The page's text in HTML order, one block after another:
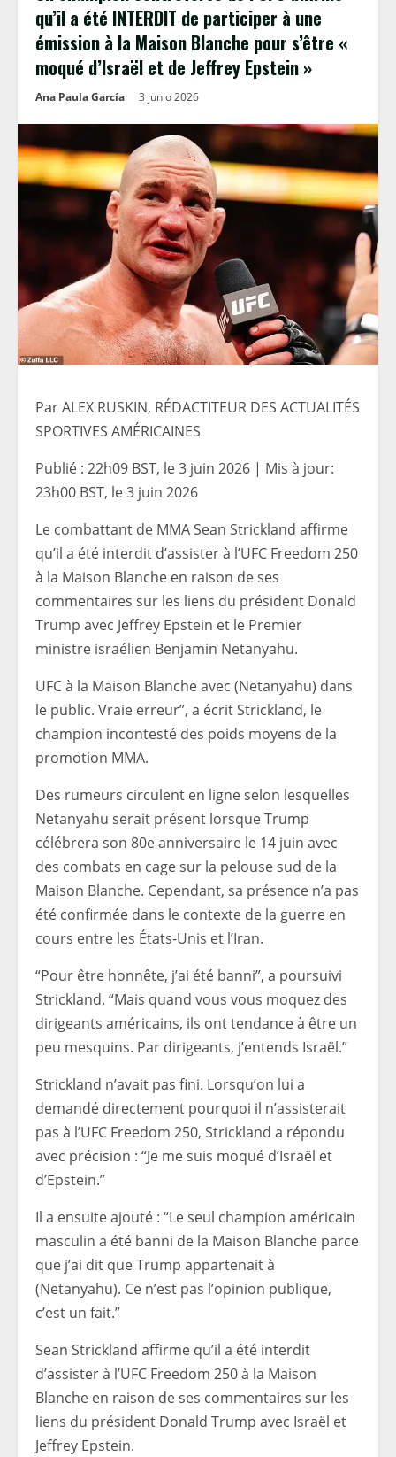
qu’il a été INTERDIT de participer à une
émission à la Maison Blanche pour s’être «
moqué d’Israël et de Jeffrey Epstein »
Ana Paula García 3 junio 2026
Par ALEX RUSKIN, RÉDACTITEUR DES ACTUALITÉS
SPORTIVES AMÉRICAINES
Publié : 22h09 BST, le 3 juin 2026 | Mis à jour:
23h00 BST, le 3 juin 2026
Le combattant de MMA Sean Strickland affirme
qu’il a été interdit d’assister à l’UFC Freedom 250
à la Maison Blanche en raison de ses
commentaires sur les liens du président Donald
Trump avec Jeffrey Epstein et le Premier
ministre israélien Benjamin Netanyahu.
UFC à la Maison Blanche avec (Netanyahu) dans
le public. Vraie erreur”, a écrit Strickland, le
champion incontesté des poids moyens de la
promotion MMA.
Des rumeurs circulent en ligne selon lesquelles
Netanyahu serait présent lorsque Trump
célébrera son 80e anniversaire le 14 juin avec
des combats en cage sur la pelouse sud de la
Maison Blanche. Cependant, sa présence n’a pas
été confirmée dans le contexte de la guerre en
cours entre les États-Unis et l’Iran.
“Pour être honnête, j’ai été banni”, a poursuivi
Strickland. “Mais quand vous vous moquez des
dirigeants américains, ils ont tendance à être un
peu mesquins. Par dirigeants, j’entends Israël.”
Strickland n’avait pas fini. Lorsqu’on lui a
demandé directement pourquoi il n’assisterait
pas à l’UFC Freedom 250, Strickland a répondu
avec précision : “Je me suis moqué d’Israël et
d’Epstein.”
Il a ensuite ajouté : “Le seul champion américain
masculin a été banni de la Maison Blanche parce
que j’ai dit que Trump appartenait à
(Netanyahu). Ce n’est pas l’opinion publique,
c’est un fait.”
Sean Strickland affirme qu’il a été interdit
d’assister à l’UFC Freedom 250 à la Maison
Blanche en raison de ses commentaires sur les
liens du président Donald Trump avec Israël et
Jeffrey Epstein.